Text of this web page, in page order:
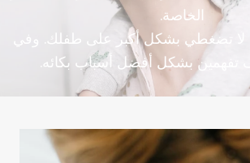
الخاصة.
تضغطي بشكل أكبر على طفلك. وفي
تفهمين بشكل أفضل أسباب بكائه.